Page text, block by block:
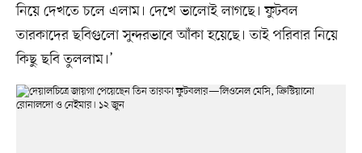
নিয়ে দেখতে চলে এলাম। দেখে ভালোই লাগছে। ফুটবল
তারকাদের ছবিগুলো সুন্দরভাবে আঁকা হয়েছে। তাই পরিবার নিয়ে
কিছু ছবি তুললাম।’